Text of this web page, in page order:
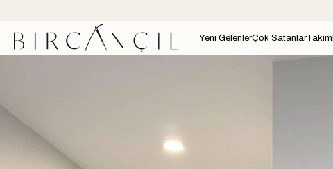
Yeni GelenlerÇok SatanlarTakım